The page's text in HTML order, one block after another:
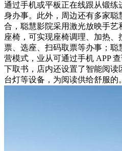
通过手机或平板正在线跟从锻
身办事。此外，周边还有多家聪
合，聪慧影院采用激光放映手
座椅，可实现座椅调理、加热
票、选座、扫码取票等办事；
营模式，业从可通过手机 APP
下取书，店内还设置了智能阅
台灯等设备，为阅读供给舒服的。